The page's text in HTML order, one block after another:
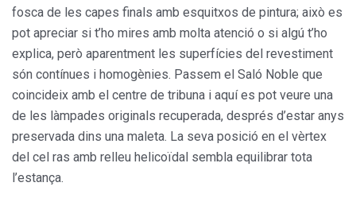
fosca de les capes finals amb esquitxos de pintura; això es
pot apreciar si t’ho mires amb molta atenció o si algú t’ho
explica, però aparentment les superfícies del revestiment
són contínues i homo­gènies. Passem el Saló Noble que
coincideix amb el centre de tribuna i aquí es pot veure una
de les làm­pades originals recuperada, després d’estar anys
preservada dins una maleta. La seva posició en el vèr­tex
del cel ras amb relleu helicoïdal sembla equilibrar tota
l’estança.